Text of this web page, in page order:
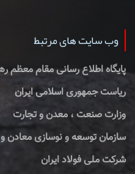
وب سایت های مرتبط
پایگاه اطلاع رسانی مقام معظم
ریاست جمهوری اسلامی ایران
وزارت صنعت ، معدن و تجارت
سازمان توسعه و نوسازی معادن
شرکت ملی فولاد ایران